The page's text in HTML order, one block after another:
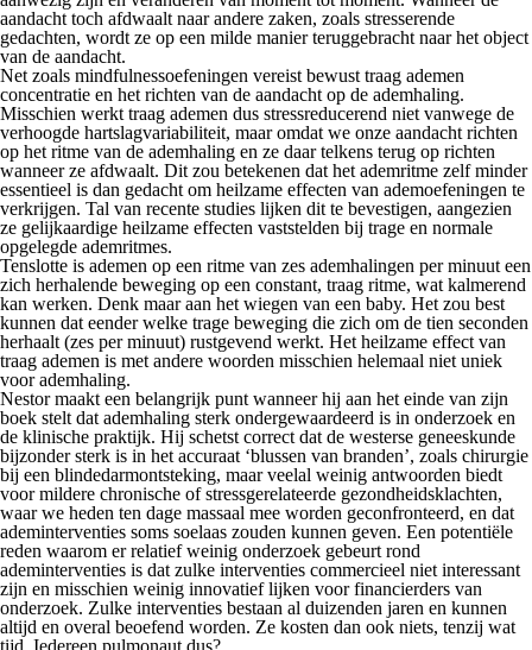
aandacht toch afdwaalt naar andere zaken, zoals stresserende
gedachten, wordt ze op een milde manier teruggebracht naar het object
van de aandacht.
Net zoals mindfulnessoefeningen vereist bewust traag ademen
concentratie en het richten van de aandacht op de ademhaling.
Misschien werkt traag ademen dus stressreducerend niet vanwege de
verhoogde hartslagvariabiliteit, maar omdat we onze aandacht richten
op het ritme van de ademhaling en ze daar telkens terug op richten
wanneer ze afdwaalt. Dit zou betekenen dat het ademritme zelf minder
essentieel is dan gedacht om heilzame effecten van ademoefeningen te
verkrijgen. Tal van recente studies lijken dit te bevestigen, aangezien
ze gelijkaardige heilzame effecten vaststelden bij trage en normale
opgelegde ademritmes.
Tenslotte is ademen op een ritme van zes ademhalingen per minuut een
zich herhalende beweging op een constant, traag ritme, wat kalmerend
kan werken. Denk maar aan het wiegen van een baby. Het zou best
kunnen dat eender welke trage beweging die zich om de tien seconden
herhaalt (zes per minuut) rustgevend werkt. Het heilzame effect van
traag ademen is met andere woorden misschien helemaal niet uniek
voor ademhaling.
Nestor maakt een belangrijk punt wanneer hij aan het einde van zijn
boek stelt dat ademhaling sterk ondergewaardeerd is in onderzoek en
de klinische praktijk. Hij schetst correct dat de westerse geneeskunde
bijzonder sterk is in het accuraat ‘blussen van branden’, zoals chirurgie
bij een blindedarmontsteking, maar veelal weinig antwoorden biedt
voor mildere chronische of stressgerelateerde gezondheidsklachten,
waar we heden ten dage massaal mee worden geconfronteerd, en dat
ademinterventies soms soelaas zouden kunnen geven. Een potentiële
reden waarom er relatief weinig onderzoek gebeurt rond
ademinterventies is dat zulke interventies commercieel niet interessant
zijn en misschien weinig innovatief lijken voor financierders van
onderzoek. Zulke interventies bestaan al duizenden jaren en kunnen
altijd en overal beoefend worden. Ze kosten dan ook niets, tenzij wat
tijd. Iedereen pulmonaut dus?